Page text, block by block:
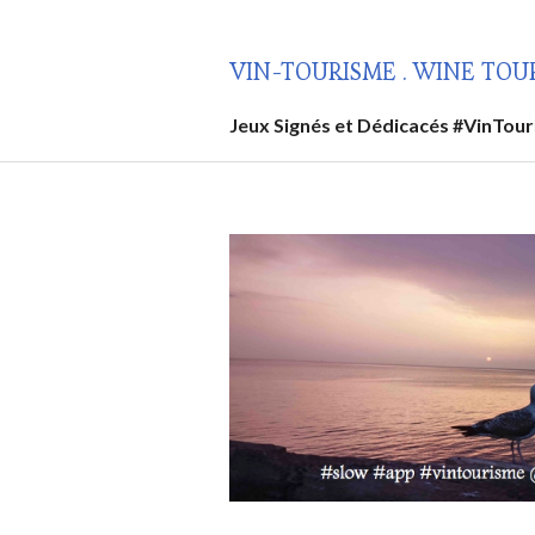
VIN-TOURISME . WINE
Jeux Signés et Dédicacés